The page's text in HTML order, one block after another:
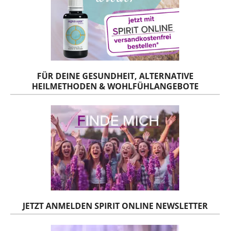
FÜR DEINE GESUNDHEIT, ALTERNATIVE
HEILMETHODEN & WOHLFÜHLANGEBOTE
JETZT ANMELDEN SPIRIT ONLINE NEWSLETTER